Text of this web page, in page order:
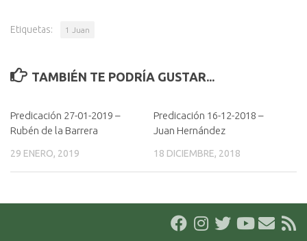
Etiquetas: 1 Juan
TAMBIÉN TE PODRÍA GUSTAR...
Predicación 27-01-2019 –
Rubén de la Barrera
29 ENERO, 2019
Predicación 16-12-2018 –
Juan Hernández
18 DICIEMBRE, 2018